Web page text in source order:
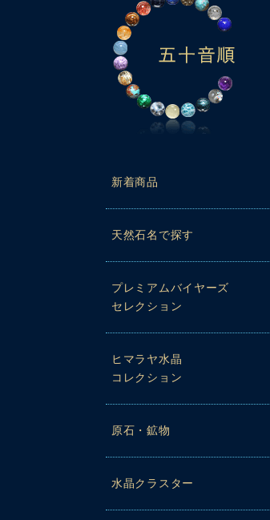
新着商品
天然石名で探す
プレミアムバイヤーズ
セレクション
ヒマラヤ水晶
コレクション
原石・鉱物
水晶クラスター